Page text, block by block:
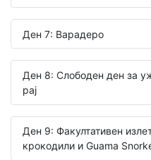
Ден 7: Варадеро
Ден 8: Слободен ден за
рај
Ден 9: Факултативен
крокодили и Guama